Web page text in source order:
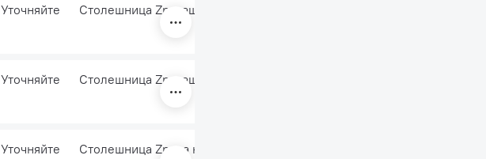
Уточняйте Столешница Zn. защитный экран Standart
Уточняйте Столешница Zn, защитный экран Norm
Уточняйте Столешница Zn, на колесах